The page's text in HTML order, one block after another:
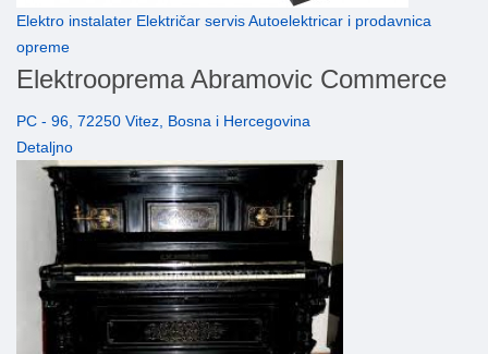
Elektro instalater Električar servis Autoelektricar i prodavnica
opreme
Elektrooprema Abramovic Commerce
PC - 96, 72250 Vitez, Bosna i Hercegovina
Detaljno